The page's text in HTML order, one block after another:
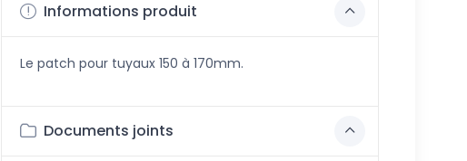
Informations produit
Le patch pour tuyaux 150 à 170mm.
Documents joints